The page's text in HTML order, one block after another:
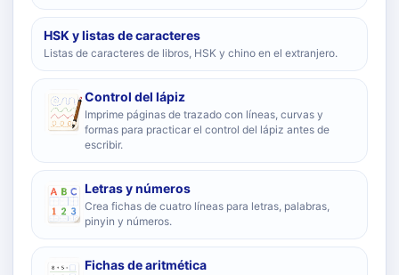
HSK y listas de caracteres
Listas de caracteres de libros, HSK y chino en el extranjero.
Control del lápiz
Imprime páginas de trazado con líneas, curvas y
formas para practicar el control del lápiz antes de
escribir.
Letras y números
Crea fichas de cuatro líneas para letras, palabras,
pinyin y números.
Fichas de aritmética